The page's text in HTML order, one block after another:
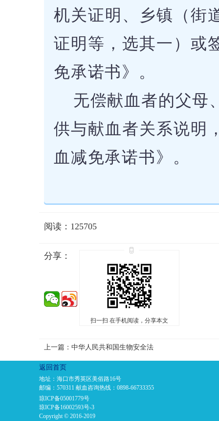
机关证明、乡镇（街
证明等，选其一）或
免承诺书》。
无偿献血者的父母
供与献血者关系说明
血减免承诺书》。
阅读：125705
分享：
扫一扫 在手机阅读，分享本文
上一篇：中华人民共和国生物安全法
返回首页
地址：海口市秀英区美俗路16号
邮编：570311 献血咨询热线：0898-66733355
琼ICP备05001779号
琼ICP备16002593号-3
Copyright © 2016-2019